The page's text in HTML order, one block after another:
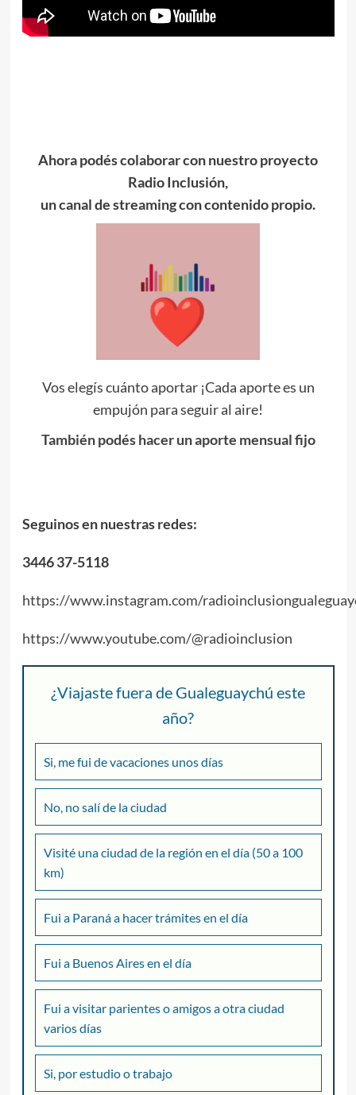
Ahora podés colaborar con nuestro proyecto
Radio Inclusión,
un canal de streaming con contenido propio.
Vos elegís cuánto aportar ¡Cada aporte es un
empujón para seguir al aire!
También podés hacer un aporte mensual fijo
Seguinos en nuestras redes:
3446 37-5118
https://www.instagram.com/
https://www.youtube.com/@radioinclusion
¿Viajaste fuera de Gualeguaychú este
año?
Si, me fui de vacaciones unos días
No, no salí de la ciudad
Visité una ciudad de la región en el día (50 a 100
km)
Fui a Paraná a hacer trámites en el día
Fui a Buenos Aires en el día
Fui a visitar parientes o amigos a otra ciudad
varios días
Si, por estudio o trabajo